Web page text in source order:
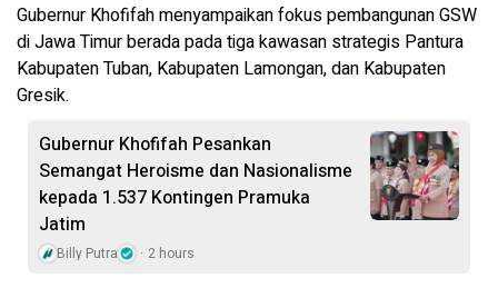
Gubernur Khofifah menyampaikan fokus pembangunan GSW
di Jawa Timur berada pada tiga kawasan strategis Pantura
Kabupaten Tuban, Kabupaten Lamongan, dan Kabupaten
Gresik.
Gubernur Khofifah Pesankan
Semangat Heroisme dan Nasionalisme
kepada 1.537 Kontingen Pramuka
Jatim
Billy Putra 2 hours